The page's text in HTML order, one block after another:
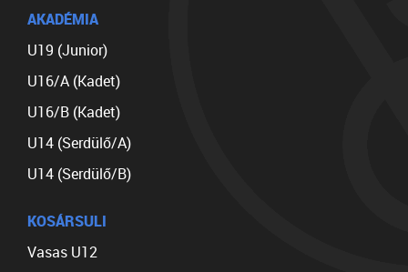
AKADÉMIA
U19 (Junior)
U16/A (Kadet)
U16/B (Kadet)
U14 (Serdülő/A)
U14 (Serdülő/B)
KOSÁRSULI
Vasas U12